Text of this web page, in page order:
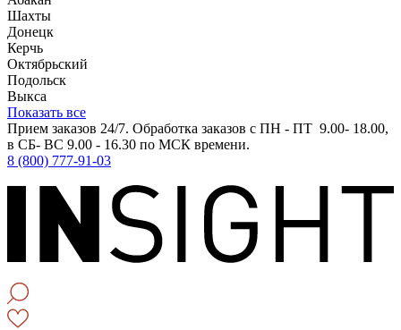
Шахты
Донецк
Керчь
Октябрьский
Подольск
Выкса
Показать все
Прием заказов 24/7. Обработка заказов с ПН - ПТ 9.00- 18.00,
в СБ- ВС 9.00 - 16.30 по МСК времени.
8 (800) 777-91-03